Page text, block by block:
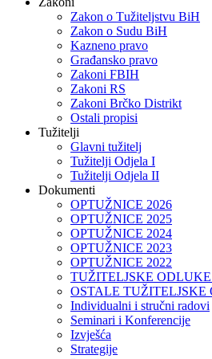
Zakon o Тužiteljstvu BiH
Zakon o Sudu BiH
Kazneno pravo
Građansko pravo
Zakoni FBIH
Zakoni RS
Zakoni Brčko Distrikt
Ostali propisi
Tužitelji
Glavni tužitelj
Tužitelji Odjela I
Tužitelji Odjela II
Dokumenti
OPTUŽNICE 2026
OPTUŽNICE 2025
OPTUŽNICE 2024
OPTUŽNICE 2023
OPTUŽNICE 2022
TUŽITELJSKE
OSTALE TUŽITELJSKE
Individualni i stručni radovi
Seminari i Konferencije
Izvješća
Strategije